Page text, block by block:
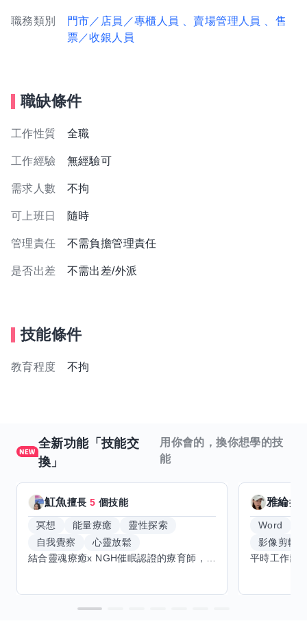
職務類別 門市／店員／專櫃人員 、賣場管理人員
、售
票／收銀人員
職缺條件
工作性質 全職
工作經驗 無經驗可
需求人數 不拘
可上班日 隨時
管理責任 不需負擔管理責任
是否出差 不需出差/外派
技能條件
教育程度 不拘
全新功能「技能交
換」
用你會的，換你想學的技
能
魟魚擅長5 個技能
冥想 能量療癒
靈性探索
自我覺察
心靈放鬆
雅綸擅
Word
影像剪輯